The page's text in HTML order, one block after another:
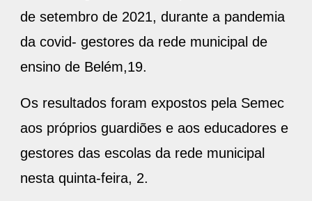
de setembro de 2021, durante a pandemia
da covid- gestores da rede municipal de
ensino de Belém,19.
Os resultados foram expostos pela Semec
aos próprios guardiões e aos educadores e
gestores das escolas da rede municipal
nesta quinta-feira, 2.